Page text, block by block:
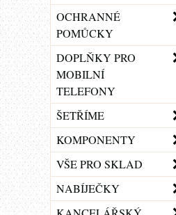
OCHRANNÉ
POMŮCKY
DOPLŇKY PRO
MOBILNÍ
TELEFONY
ŠETŘÍME
KOMPONENTY
VŠE PRO SKLAD
NABÍJEČKY